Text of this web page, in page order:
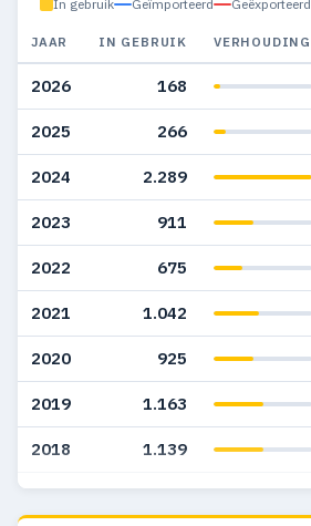
In gebruik Geïmporteerd Geëxporteerd
JAAR IN GEBRUIK VERHOUDING
2026 168
2025 266
2024 2.289
2023 911
2022 675
2021 1.042
2020 925
2019 1.163
2018 1.139
2017 1.103